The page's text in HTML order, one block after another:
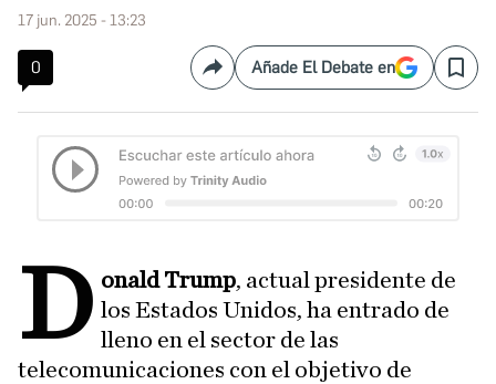
17 jun. 2025 - 13:23
0 CompartirAñade El Debate en Save
D onald Trump, actual presidente de
los Estados Unidos, ha entrado de
lleno en el sector de las
telecomunicaciones con el objetivo de